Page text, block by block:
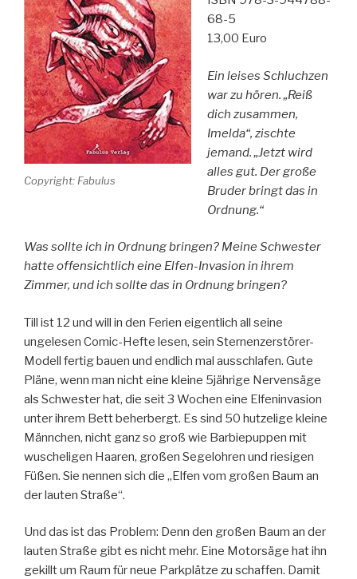
Copyright: Fabulus
68-5
13,00 Euro
Ein leises Schluchzen
war zu hören. „Reiß
dich zusammen,
Imelda“, zischte
jemand. „Jetzt wird
alles gut. Der große
Bruder bringt das in
Ordnung.“
Was sollte ich in Ordnung bringen? Meine Schwester
hatte offensichtlich eine Elfen-Invasion in ihrem
Zimmer, und ich sollte das in Ordnung bringen?
Till ist 12 und will in den Ferien eigentlich all seine
ungelesen Comic-Hefte lesen, sein Sternenzerstörer-
Modell fertig bauen und endlich mal ausschlafen. Gute
Pläne, wenn man nicht eine kleine 5jährige Nervensäge
als Schwester hat, die seit 3 Wochen eine Elfeninvasion
unter ihrem Bett beherbergt. Es sind 50 hutzelige kleine
Männchen, nicht ganz so groß wie Barbiepuppen mit
wuscheligen Haaren, großen Segelohren und riesigen
Füßen. Sie nennen sich die „Elfen vom großen Baum an
der lauten Straße“.
Und das ist das Problem: Denn den großen Baum an der
lauten Straße gibt es nicht mehr. Eine Motorsäge hat ihn
gekillt um Raum für neue Parkplätze zu schaffen. Damit